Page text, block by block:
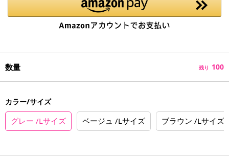
数量 残り 100
カラー/サイズ
グレー /Lサイズ ベージュ /Lサイズ ブラウン /Lサイズ